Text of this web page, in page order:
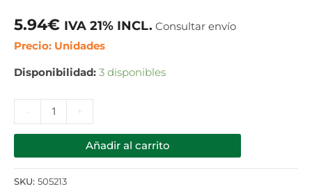
5.94€ IVA 21% INCL. Consultar envío
Precio: Unidades
Disponibilidad: 3 disponibles
+
Añadir al carrito
SKU: 505213